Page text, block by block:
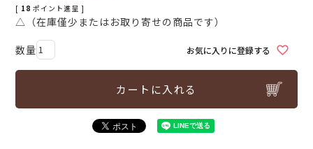
[ 18 ポイント進呈 ]
△（在庫僅少またはお取り寄せの商品です）
お気に入りに登録する
カートに入れる